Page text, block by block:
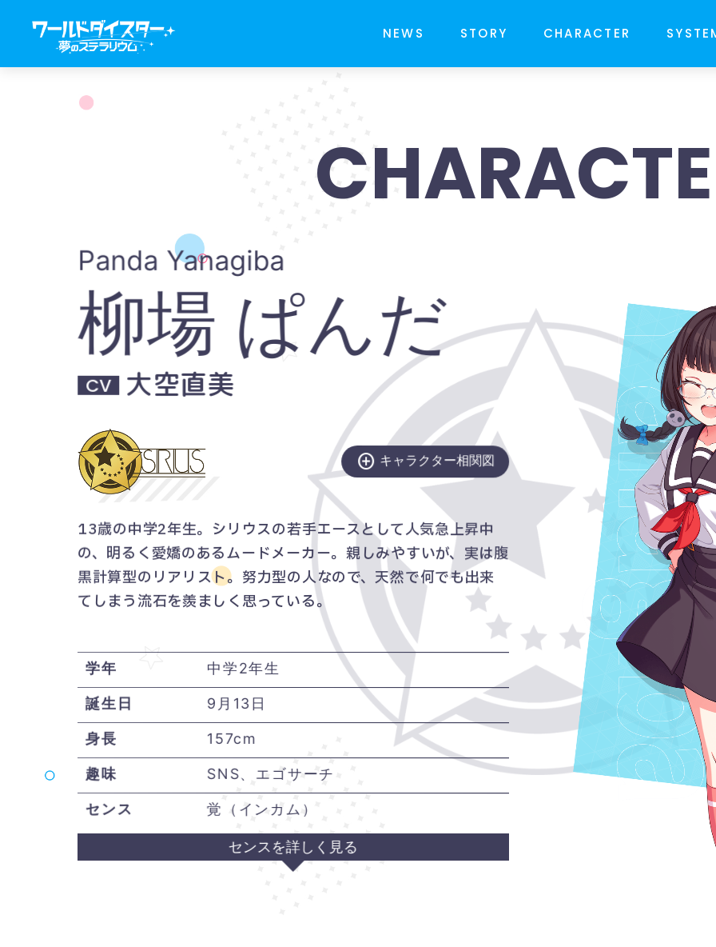
NEWS STORY CHARACTER
Panda Yanagiba
柳場 ぱんだ
CV 大空直美
add_circle キャラクター相関図
13歳の中学2年生。シリウスの若手エースとして人気急上昇中
の、明るく愛嬌のあるムードメーカー。親しみやすいが、実は腹
黒計算型のリアリスト。努力型の人なので、天然で何でも出来
てしまう流石を羨ましく思っている。
学年 中学2年生
誕生日 9月13日
身長 157cm
趣味 SNS、エゴサーチ
センス 覚（インカム）
センスを詳しく見る